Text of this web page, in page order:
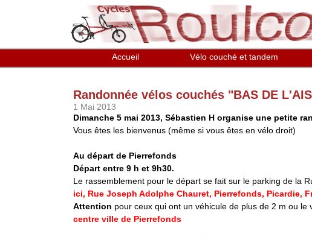
Aller au contenu principal
Accueil Vélo couché et tandem
Randonnée vélos couchés "BAS DE
1 Mai 2013
Dimanche 5 mai 2013, Sébastien H organise une petite
Vous êtes les bienvenus (même si vous êtes en vélo droit)
Au départ de Pierrefonds
Départ entre 9 h et 9h30.
Le rassemblement pour le départ se fait sur le parking de la
ici, Rue Joseph Adolphe Chauret, Pierrefonds, Picardie,
Attention pour ceux qui ont un véhicule de plus de 2 m ou le
centre ville de Pierrefonds